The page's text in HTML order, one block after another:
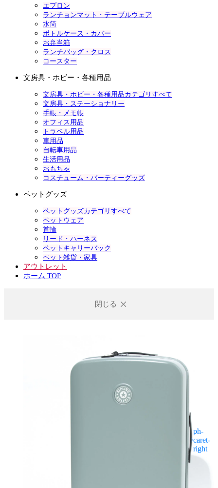
エプロン
ランチョンマット・テーブルウェア
水筒
ボトルケース・カバー
お弁当箱
ランチバッグ・クロス
コースター
文房具・ホビー・各種用品
文房具・ホビー・各種用品カテゴリすべて
文房具・ステーショナリー
手帳・メモ帳
オフィス用品
トラベル用品
車用品
自転車用品
生活用品
おもちゃ
コスチューム・パーティーグッズ
ペットグッズ
ペットグッズカテゴリすべて
ペットウェア
首輪
リード・ハーネス
ペットキャリーバック
ペット雑貨・家具
アウトレット
ホーム TOP
閉じる